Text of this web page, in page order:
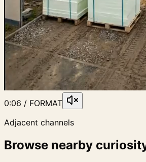
0:06 / FORMAT
Adjacent channels
Browse nearby